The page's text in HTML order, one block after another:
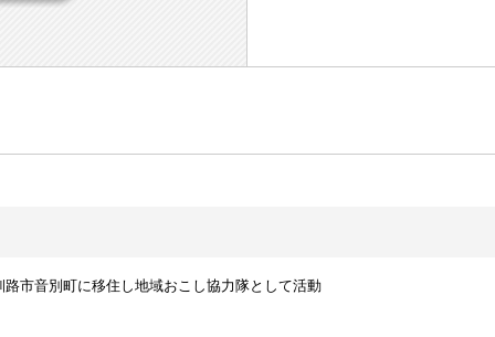
市音別町に移住し地域おこし協力隊として活動